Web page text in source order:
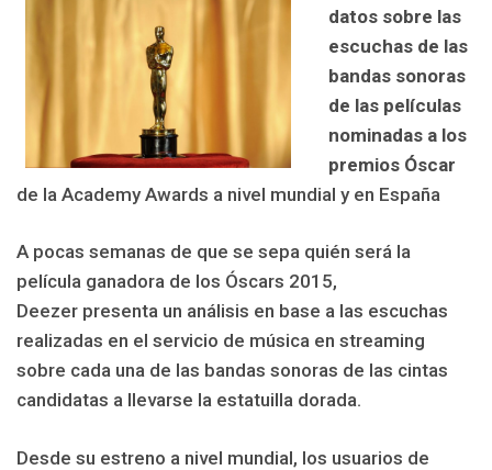
datos sobre las
escuchas de las
bandas sonoras
de las películas
nominadas a los
premios Óscar
de la Academy Awards a nivel mundial y en España
A pocas semanas de que se sepa quién será la
película ganadora de los Óscars 2015,
Deezer presenta un análisis en base a las escuchas
realizadas en el servicio de música en streaming
sobre cada una de las bandas sonoras de las cintas
candidatas a llevarse la estatuilla dorada.
Desde su estreno a nivel mundial, los usuarios de